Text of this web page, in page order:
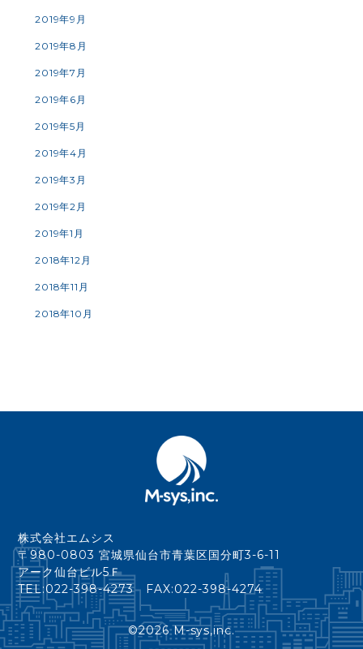
2019年9月
2019年8月
2019年7月
2019年6月
2019年5月
2019年4月
2019年3月
2019年2月
2019年1月
2018年12月
2018年11月
2018年10月
株式会社エムシス
〒980-0803 宮城県仙台市青葉区国分町3-6-11
アーク仙台ビル5Ｆ
TEL:022-398-4273 FAX:022-398-4274
©2026 M-sys,inc.